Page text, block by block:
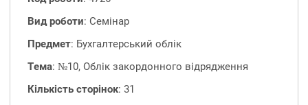
Вид роботи: Семінар
Предмет: Бухгалтерський облік
Тема: №10, Облік закордонного відрядження
Кількість сторінок: 31